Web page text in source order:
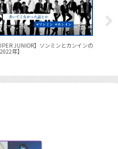
JUNIOR】ソンミンとカンインの
年】